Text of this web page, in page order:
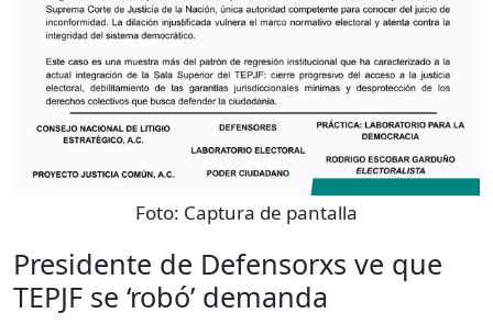
Foto: Captura de pantalla
Presidente de Defensorxs ve que
TEPJF se ‘robó’ demanda